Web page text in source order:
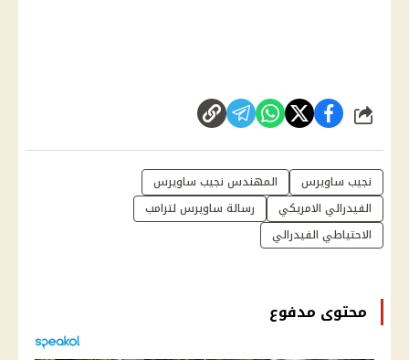
شارك
نجيب ساويرس
المهندس نجيب ساويرس
الفيدرالي الامريكي
رسالة ساويرس لترامب
الاحتياطي الفيدرالي
محتوى مدفوع